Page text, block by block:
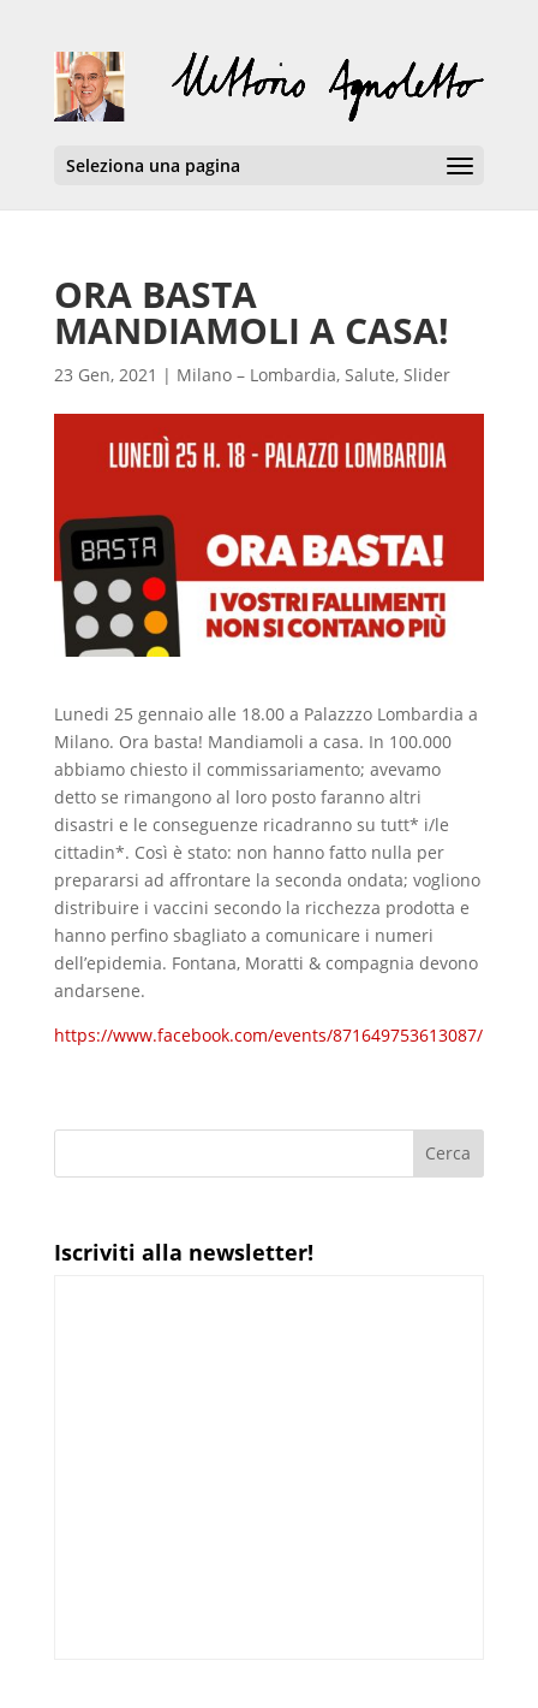
Seleziona una pagina
ORA BASTA
MANDIAMOLI A CASA!
23 Gen, 2021 | Milano – Lombardia, Salute, Slider
Lunedi 25 gennaio alle 18.00 a Palazzzo Lombardia a
Milano. Ora basta! Mandiamoli a casa. In 100.000
abbiamo chiesto il commissariamento; avevamo
detto se rimangono al loro posto faranno altri
disastri e le conseguenze ricadranno su tutt* i/le
cittadin*. Così è stato: non hanno fatto nulla per
prepararsi ad affrontare la seconda ondata; vogliono
distribuire i vaccini secondo la ricchezza prodotta e
hanno perfino sbagliato a comunicare i numeri
dell’epidemia. Fontana, Moratti & compagnia devono
andarsene.
https://www.facebook.com/events/871649753613087/
Iscriviti alla newsletter!